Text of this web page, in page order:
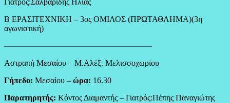
Γιατρός:Σαλβαρίδης Ηλίας
Β ΕΡΑΣΙΤΕΧΝΙΚΗ – 3ος ΟΜΙΛΟΣ (ΠΡΩΤΑΘΛΗΜΑ)(3η
αγωνιστική)
——————————————————
Αστραπή Μεσαίου – Μ.Αλέξ. Μελισσοχωρίου
Γήπεδο: Μεσαίου – ώρα: 16.30
Παρατηρητής: Κόντος Διαμαντής – Γιατρός:Πέπης Παναγιώτης